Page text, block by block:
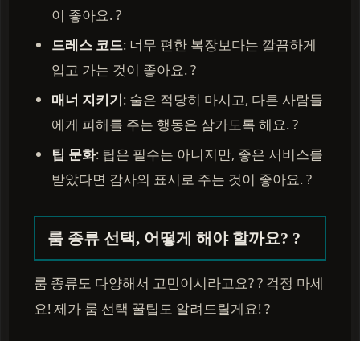
이 좋아요. ?
드레스 코드: 너무 편한 복장보다는 깔끔하게
입고 가는 것이 좋아요. ?
매너 지키기: 술은 적당히 마시고, 다른 사람들
에게 피해를 주는 행동은 삼가도록 해요. ?
팁 문화: 팁은 필수는 아니지만, 좋은 서비스를
받았다면 감사의 표시로 주는 것이 좋아요. ?
룸 종류 선택, 어떻게 해야 할까요? ?
룸 종류도 다양해서 고민이시라고요? ? 걱정 마세
요! 제가 룸 선택 꿀팁도 알려드릴게요! ?